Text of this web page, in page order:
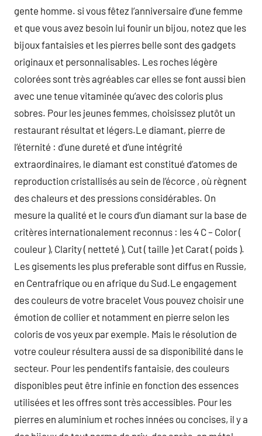
gente homme. si vous fêtez l’anniversaire d’une femme
et que vous avez besoin lui founir un bijou, notez que les
bijoux fantaisies et les pierres belle sont des gadgets
originaux et personnalisables. Les roches légère
colorées sont très agréables car elles se font aussi bien
avec une tenue vitaminée qu’avec des coloris plus
sobres. Pour les jeunes femmes, choisissez plutôt un
restaurant résultat et légers.Le diamant, pierre de
l’éternité : d’une dureté et d’une intégrité
extraordinaires, le diamant est constitué d’atomes de
reproduction cristallisés au sein de l’écorce , où règnent
des chaleurs et des pressions considérables. On
mesure la qualité et le cours d’un diamant sur la base de
critères internationalement reconnus : les 4 C – Color (
couleur ), Clarity ( netteté ), Cut ( taille ) et Carat ( poids ).
Les gisements les plus preferable sont diffus en Russie,
en Centrafrique ou en afrique du Sud.Le engagement
des couleurs de votre bracelet Vous pouvez choisir une
émotion de collier et notamment en pierre selon les
coloris de vos yeux par exemple. Mais le résolution de
votre couleur résultera aussi de sa disponibilité dans le
secteur. Pour les pendentifs fantaisie, des couleurs
disponibles peut être infinie en fonction des essences
utilisées et les offres sont très accessibles. Pour les
pierres en aluminium et roches innées ou concises, il y a